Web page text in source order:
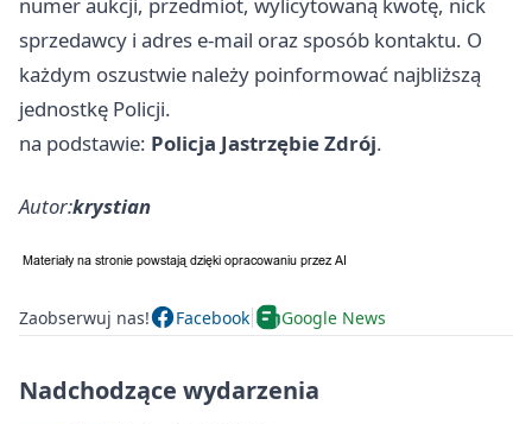
numer aukcji, przedmiot, wylicytowaną kwotę, nick
sprzedawcy i adres e-mail oraz sposób kontaktu. O
każdym oszustwie należy poinformować najbliższą
jednostkę Policji.
na podstawie: Policja Jastrzębie Zdrój.
Autor:krystian
Zaobserwuj nas! Facebook Google News
Nadchodzące wydarzenia